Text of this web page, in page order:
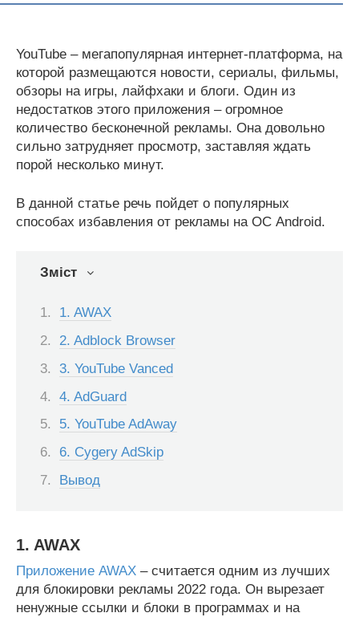
YouTube – мегапопулярная интернет-платформа, на
которой размещаются новости, сериалы, фильмы,
обзоры на игры, лайфхаки и блоги. Один из
недостатков этого приложения – огромное
количество бесконечной рекламы. Она довольно
сильно затрудняет просмотр, заставляя ждать
порой несколько минут.
В данной статье речь пойдет о популярных
способах избавления от рекламы на ОС Android.
Зміст
1. AWAX
2. Adblock Browser
3. YouTube Vanced
4. AdGuard
5. YouTube AdAway
6. Cygery AdSkip
Вывод
1. AWAX
Приложение AWAX – считается одним из лучших
для блокировки рекламы 2022 года. Он вырезает
ненужные ссылки и блоки в программах и на